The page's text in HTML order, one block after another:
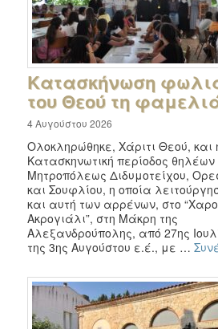
Κατασκήνωση
του Θεού τη
4 Αυγούστου 2026
Ολοκληρώθηκε, Χάριτι Θεού, και
Κατασκηνωτική περίοδος θηλέων
Μητροπόλεως Διδυμοτείχου,
και Σουφλίου, η οποία
και αυτή των αρρένων, στο
Ακρογιάλι”, στη Μάκρη της
Αλεξανδρούπολης, από 27ης
της 3ης Αυγούστου ε.έ., με …